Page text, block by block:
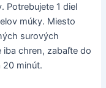
Potrebujete 1 diel
múky. Miesto
surových
iba chren, zabaľte do
20 minút.